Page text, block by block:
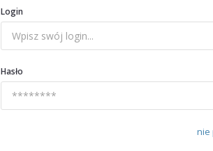
Login
Hasło
nie